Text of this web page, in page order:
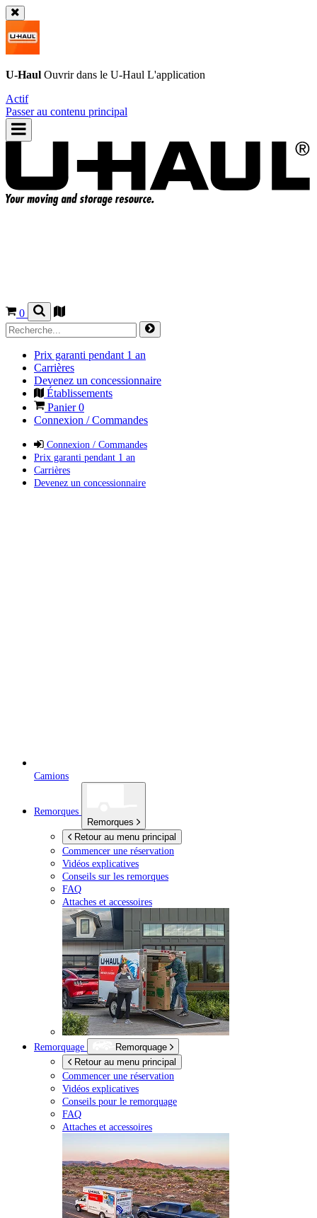
U-Haul Ouvrir dans le U-Haul L'application
Actif
Passer au contenu principal
0
Prix garanti pendant 1 an
Carrières
Devenez un concessionnaire
Établissements
Panier0
Connexion / Commandes
Connexion / Commandes
Prix garanti pendant 1 an
Carrières
Devenez un concessionnaire
Camions
Remorques
Remorques
Retour au menu principal
Commencer une réservation
Vidéos explicatives
Conseils sur les remorques
FAQ
Attaches et accessoires
Remorquage
Remorquage
Retour au menu principal
Commencer une réservation
Vidéos explicatives
Conseils pour le remorquage
FAQ
Attaches et accessoires